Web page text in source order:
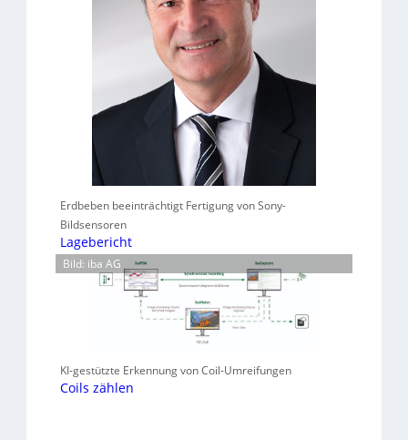
Erdbeben beeinträchtigt Fertigung von Sony-
Bildsensoren
Lagebericht
Bild: iba AG
KI-gestützte Erkennung von Coil-Umreifungen
Coils zählen